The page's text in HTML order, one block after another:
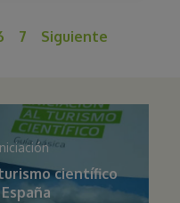
7 Siguiente
científico